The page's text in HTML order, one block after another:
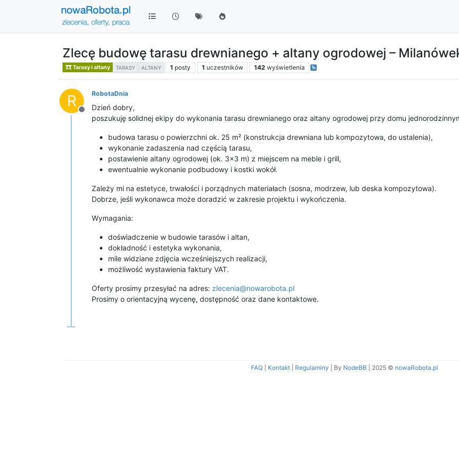
Zlecę budowę tarasu drewnianego + altany ogrodowej –
Tarasy i altany TARASY ALTANY 1 posty 1 uczestników 142 wyświetlenia
R
Niedostępny
RobotaDnia
Dzień dobry,
poszukuję solidnej ekipy do wykonania tarasu drewnianego oraz altany ogrodowej przy domu
budowa tarasu o powierzchni ok. 25 m² (konstrukcja drewniana lub kompozytowa, do ustalenia),
wykonanie zadaszenia nad częścią tarasu,
postawienie altany ogrodowej (ok. 3x3 m) z miejscem na meble i grill,
ewentualnie wykonanie podbudowy i kostki wokół.
Zależy mi na estetyce, trwałości i porządnych materiałach (sosna, modrzew, lub deska kompozytowa).
Dobrze, jeśli wykonawca może doradzić w zakresie projektu i wykończenia.
Wymagania:
doświadczenie w budowie tarasów i altan,
dokładność i estetyka wykonania,
mile widziane zdjęcia wcześniejszych realizacji,
możliwość wystawienia faktury VAT.
Oferty prosimy przesyłać na adres: zlecenia@nowarobota.pl
Prosimy o orientacyjną wycenę, dostępność oraz dane kontaktowe.
FAQ| Kontakt| Regulaminy | By NodeBB 2025 © nowaRobota.pl